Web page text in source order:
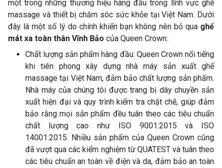
một trong những thương hiệu hàng đầu trong lĩnh vực ghế
massage và thiết bị chăm sóc sức khỏe tại Việt Nam. Dưới
đây là một số lý do chính khiến bạn không nên bỏ qua ghế
mát xa toàn thân Vĩnh Bảo của Queen Crown:
Chất lượng sản phẩm hàng đầu: Queen Crown nổi tiếng
khi tiên phong xây dựng nhà máy sản xuất ghế
massage tại Việt Nam, đảm bảo chất lượng sản phẩm.
Nhà máy của chúng tôi được trang bị dây chuyền sản
xuất hiện đại và quy trình kiểm tra chặt chẽ, giúp đảm
bảo rằng mọi sản phẩm đều tuân theo các tiêu chuẩn
chất lượng cao như ISO 9001:2015 và ISO
14001:2015. Nhiều sản phẩm của Queen Crown cũng
đã vượt qua các kiểm nghiệm từ QUATEST và tuân theo
các tiêu chuẩn an toàn về điện và da, đảm bảo an toàn